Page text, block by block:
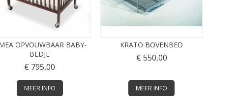
OPVOUWBAAR BABY-
BEDJE
€ 795,00
MEER INFO
KRATO BOVENBED
€ 550,00
MEER INFO